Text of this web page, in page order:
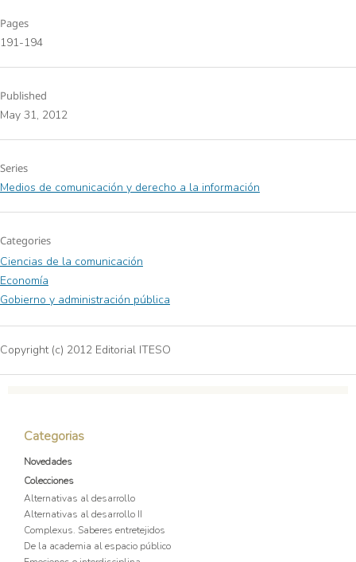
Pages
191-194
Published
May 31, 2012
Series
Medios de comunicación y derecho a la información
Categories
Ciencias de la comunicación
Economía
Gobierno y administración pública
Copyright (c) 2012 Editorial ITESO
Categorias
Novedades
Colecciones
Alternativas al desarrollo
Alternativas al desarrollo II
Complexus. Saberes entretejidos
De la academia al espacio público